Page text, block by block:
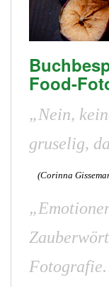
Food-
„Nein,
gruselig,
(Corinna